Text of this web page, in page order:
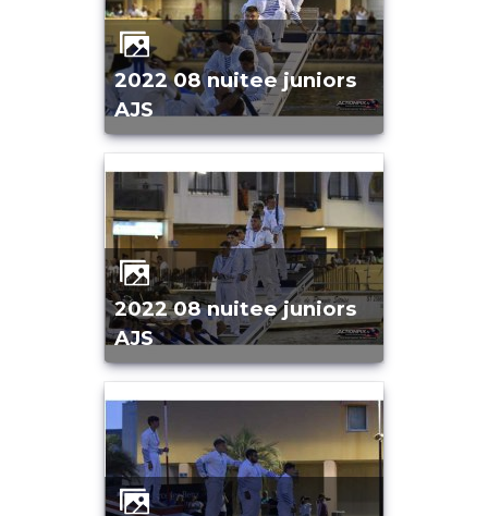
2022 08 nuitee juniors
AJS
2022 08 nuitee juniors
AJS